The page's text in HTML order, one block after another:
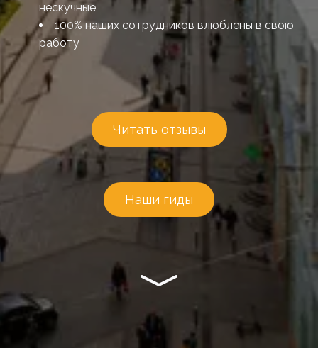
нескучные
100% наших сотрудников влюблены в свою
работу
Читать отзывы
Наши гиды